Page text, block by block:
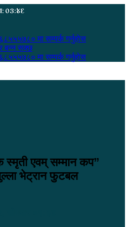
०३:४६
मा सम्पर्क गर्नुहोस
बन्न सक्छ
मा सम्पर्क गर्नुहोस
स्मृती एवम् सम्मान कप”
भेट्रान फुटबल